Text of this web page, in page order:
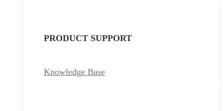
PRODUCT SUPPORT
Knowledge Base